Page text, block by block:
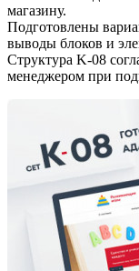
магазину.
Подготовлены
выводы блоков и
Структура K-08
менеджером при